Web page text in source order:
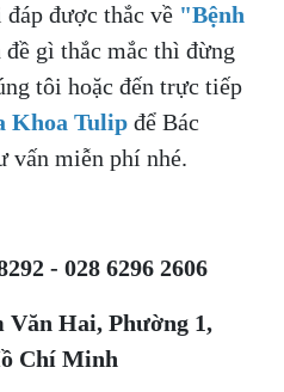
được thắc về "Bệnh
đề gì thắc mắc thì đừng
tôi hoặc đến trực tiếp
Khoa Tulip để Bác
vấn miễn phí nhé.
- 028 6296 2606
Văn Hai, Phường 1,
Chí Minh